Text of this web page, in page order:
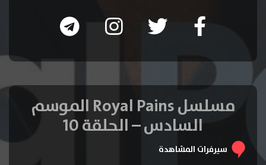
مسلسل Royal Pains الموسم
السادس – الحلقة 10
سيرفرات المشاهدة